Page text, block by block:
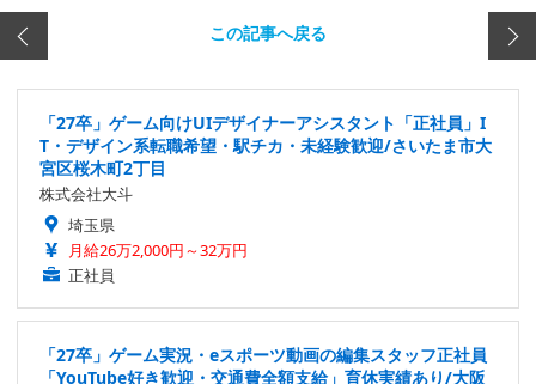
この記事へ戻る
「27卒」ゲーム向けUIデザイナーアシスタント「正社員」I
T・デザイン系転職希望・駅チカ・未経験歓迎/さいたま市大
宮区桜木町2丁目
株式会社大斗
埼玉県
月給26万2,000円～32万円
正社員
「27卒」ゲーム実況・eスポーツ動画の編集スタッフ正社員
「YouTube好き歓迎・交通費全額支給」育休実績あり/大阪